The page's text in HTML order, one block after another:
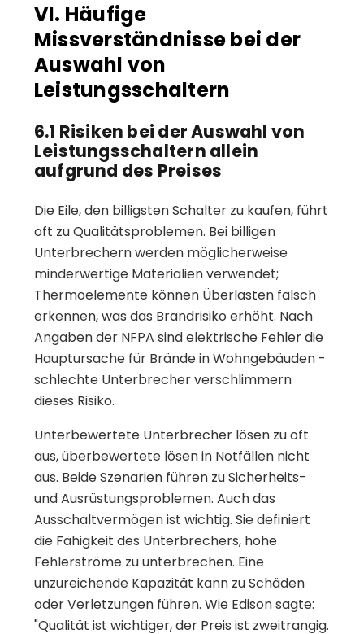
VI. Häufige
Missverständnisse bei der
Auswahl von
Leistungsschaltern
6.1 Risiken bei der Auswahl von
Leistungsschaltern allein
aufgrund des Preises
Die Eile, den billigsten Schalter zu kaufen, führt
oft zu Qualitätsproblemen. Bei billigen
Unterbrechern werden möglicherweise
minderwertige Materialien verwendet;
Thermoelemente können Überlasten falsch
erkennen, was das Brandrisiko erhöht. Nach
Angaben der NFPA sind elektrische Fehler die
Hauptursache für Brände in Wohngebäuden -
schlechte Unterbrecher verschlimmern
dieses Risiko.
Unterbewertete Unterbrecher lösen zu oft
aus, überbewertete lösen in Notfällen nicht
aus. Beide Szenarien führen zu Sicherheits-
und Ausrüstungsproblemen. Auch das
Ausschaltvermögen ist wichtig. Sie definiert
die Fähigkeit des Unterbrechers, hohe
Fehlerströme zu unterbrechen. Eine
unzureichende Kapazität kann zu Schäden
oder Verletzungen führen. Wie Edison sagte:
"Qualität ist wichtiger, der Preis ist zweitrangig.